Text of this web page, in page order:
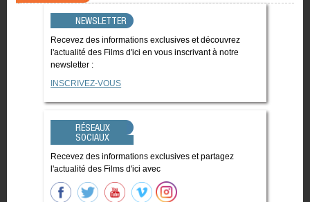
NEWSLETTER
Recevez des informations exclusives et découvrez
l'actualité des Films d'ici en vous inscrivant à notre
newsletter :
INSCRIVEZ-VOUS
RÉSEAUX
SOCIAUX
Recevez des informations exclusives et partagez
l'actualité des Films d'ici avec